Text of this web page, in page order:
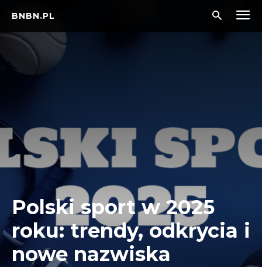
BNBN.PL
Polski sport w 2025
roku: trendy, odkrycia i
nowe nazwiska